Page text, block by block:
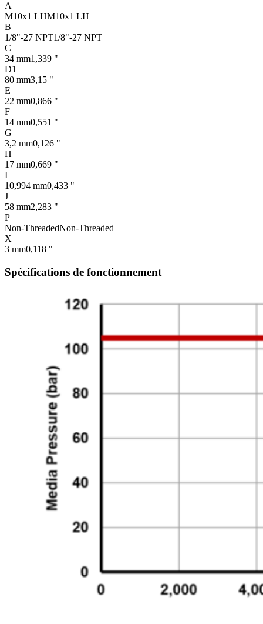
A
M10x1 LHM10x1 LH
B
1/8"-27 NPT1/8"-27 NPT
C
34 mm1,339 "
D1
80 mm3,15 "
E
22 mm0,866 "
F
14 mm0,551 "
G
3,2 mm0,126 "
H
17 mm0,669 "
I
10,994 mm0,433 "
J
58 mm2,283 "
P
Non-ThreadedNon-Threaded
X
3 mm0,118 "
Spécifications de fonctionnement